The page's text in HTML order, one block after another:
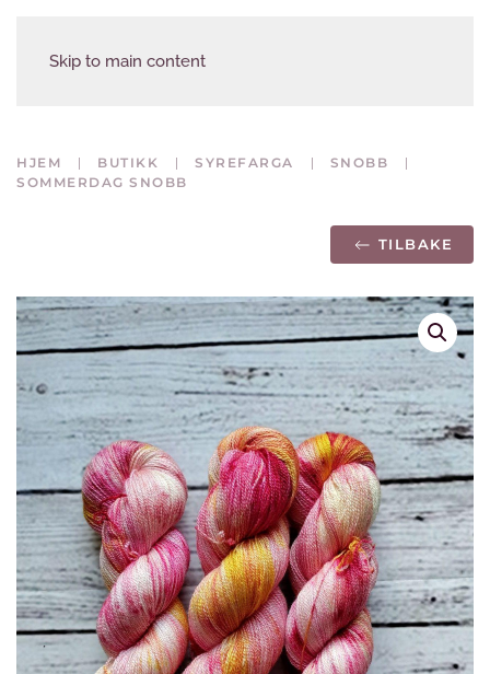
Skip to main content
HJEM BUTIKK SYREFARGA
SNOBB
SOMMERDAG SNOBB
TILBAKE